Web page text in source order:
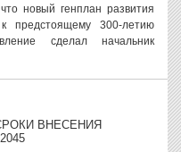
новый генплан развития
предстоящему 300-летию
сделал начальник
ВНЕСЕНИЯ